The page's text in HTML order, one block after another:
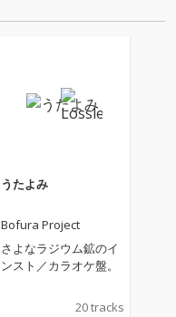
うたよみ
Bofura Project
さよなラジウム鉱のイ
ンスト／カラオケ盤。
20 tracks